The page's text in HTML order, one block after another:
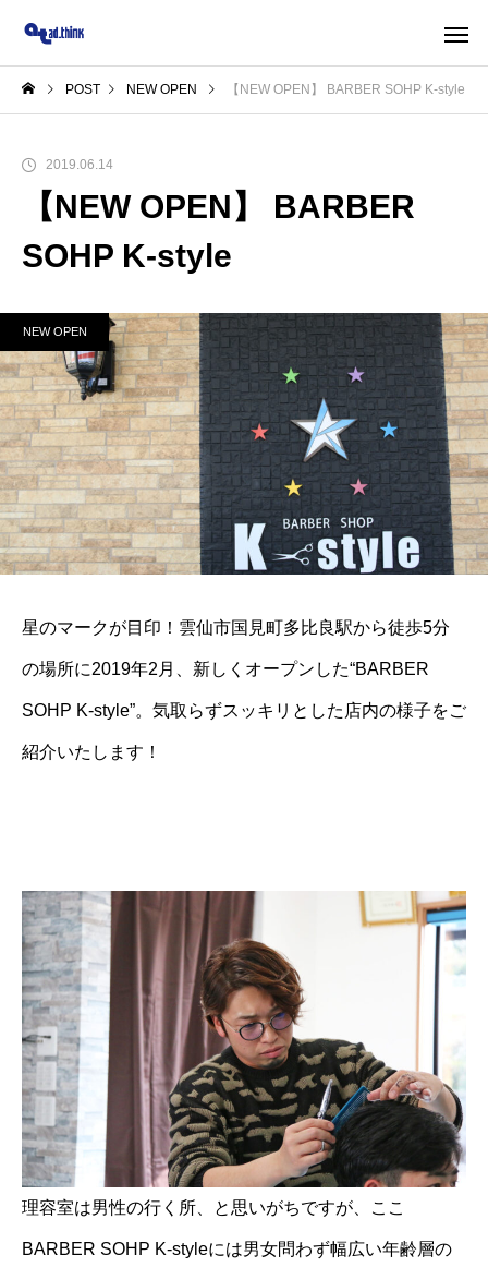
POST NEW OPEN 【NEW OPEN】 BARBER SOHP K-style
2019.06.14
【NEW OPEN】 BARBER
SOHP K-style
NEW OPEN
星のマークが目印！雲仙市国見町多比良駅から徒歩5分
の場所に2019年2月、新しくオープンした“BARBER
SOHP K-style”。気取らずスッキリとした店内の様子をご
紹介いたします！
理容室は男性の行く所、と思いがちですが、ここ
BARBER SOHP K-styleには男女問わず幅広い年齢層の